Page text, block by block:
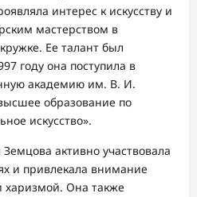
интерес к искусству и
мастерством в
Ее талант был
году она поступила в
академию им. В. И.
образование по
искусство».
активно участвовала
и привлекала внимание
харизмой. Она также